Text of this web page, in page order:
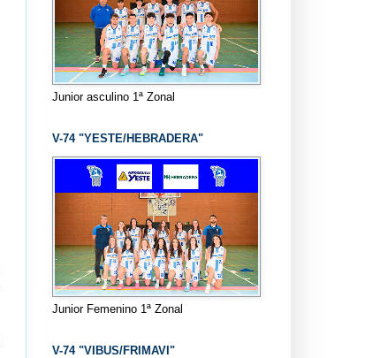
Junior asculino 1ª Zonal
V-74 "YESTE/HEBRADERA"
Junior Femenino 1ª Zonal
V-74 "VIBUS/FRIMAVI"